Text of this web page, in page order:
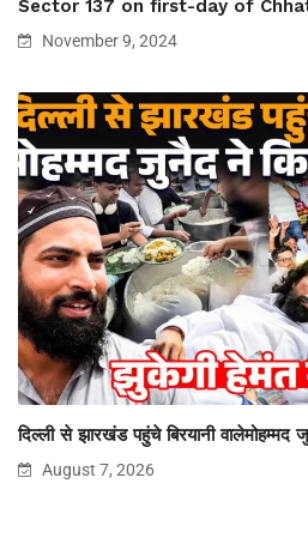
Sector 137 on first-day of
November 9, 2024
दिल्ली से झारखंड पहुंचे बिरयानी वालेमोहम्मद
August 7, 2026